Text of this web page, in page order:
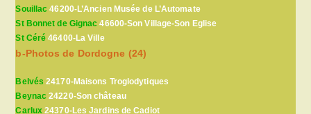
Souillac 46200-L’Ancien Musée de L’Automate
St Bonnet de Gignac 46600-Son Village-Son Eglise
St Céré 46400-La Ville
b-Photos de Dordogne (24)
Belvés 24170-Maisons Troglodytiques
Beynac 24220-Son château
Carlux 24370-Les Jardins de Cadiot